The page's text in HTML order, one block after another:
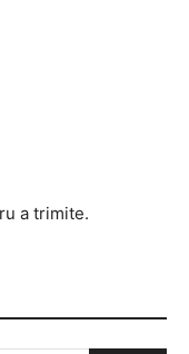
a trimite.